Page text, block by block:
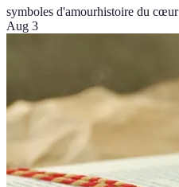
symboles d'amourhistoire du cœur
Aug 3